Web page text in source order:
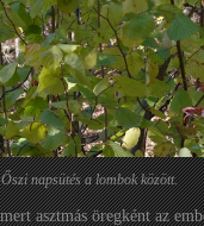
Őszi napsütés a lombok között.
asztmás öregként az